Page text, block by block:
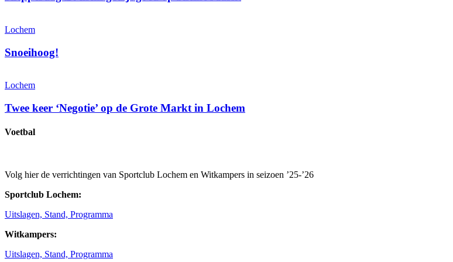
Lochem
Snoeihoog!
Lochem
Twee keer ‘Negotie’ op de Grote Markt in Lochem
Voetbal
Volg hier de verrichtingen van Sportclub Lochem en Witkampers in seizoen ’25-’26
Sportclub Lochem:
Uitslagen, Stand, Programma
Witkampers:
Uitslagen, Stand, Programma